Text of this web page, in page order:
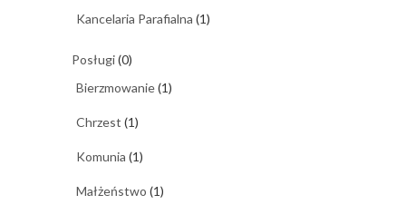
Kancelaria Parafialna (1)
Posługi(0)
Bierzmowanie(1)
Chrzest (1)
Komunia (1)
Małżeństwo (1)